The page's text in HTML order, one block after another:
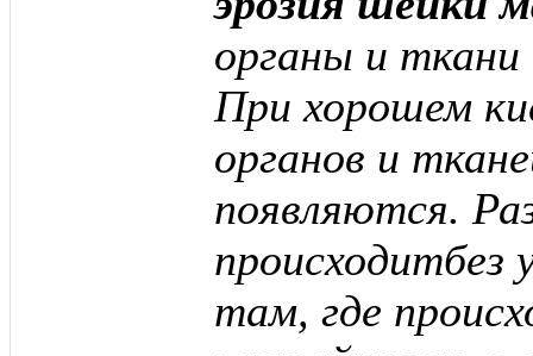
органы и
При хорошем
органов и
появляются.
происходитбез
там, где